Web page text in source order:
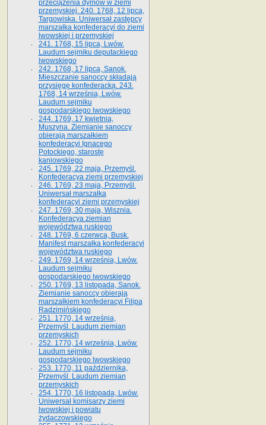
przeciążenia dymów w ziemi
przemyskiej. 240. 1768, 12 lipca,
Targowiska. Uniwersał zastępcy
marszałka konfederacyi do ziemi
lwowskiej i przemyskiej
241. 1768, 15 lipca, Lwów.
Laudum sejmiku deputackiego
lwowskiego
242. 1768, 17 lipca, Sanok.
Mieszczanie sanoccy składają
przysięgę konfederacką. 243.
1768, 14 września, Lwów.
Laudum sejmiku
gospodarskiego lwowskiego
244. 1769, 17 kwietnia,
Muszyna. Ziemianie sanoccy
obierają marszałkiem
konfederacyi Ignacego
Potockiego, starostę
kaniowskiego
245. 1769, 22 maja, Przemyśl.
Konfederacya ziemi przemyskiej
246. 1769, 23 maja, Przemyśl.
Uniwersał marszałka
konfederacyi ziemi przemyskiej
247. 1769, 30 maja, Wisznia.
Konfederacya ziemian
województwa ruskiego
248. 1769, 6 czerwca, Busk.
Manifest marszałka konfederacyi
województwa ruskiego
249. 1769, 14 września, Lwów.
Laudum sejmiku
gospodarskiego lwowskiego
250. 1769, 13 listopada, Sanok.
Ziemianie sanoccy obierają
marszałkiem konfederacyi Filipa
Radzimińskiego
251. 1770, 14 września,
Przemyśl. Laudum ziemian
przemyskich
252. 1770, 14 września, Lwów.
Laudum sejmiku
gospodarskiego lwowskiego
253. 1770, 11 października,
Przemyśl. Laudum ziemian
przemyskich
254. 1770, 16 listopada, Lwów.
Uniwersał komisarzy ziemi
lwowskiej i powiatu
żydaczowskiego